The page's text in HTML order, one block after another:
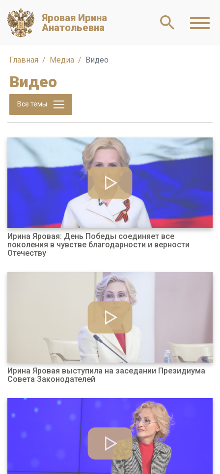
Яровая Ирина
Анатольевна
Главная Медиа Видео
Видео
Все темы
Ирина Яровая: День Победы соединяет все
поколения в чувстве благодарности и верности
Отечеству
Ирина Яровая выступила на заседании Президиума
Совета Законодателей